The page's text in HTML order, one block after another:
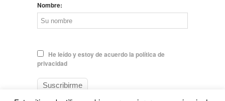
Nombre:
He leído y estoy de acuerdo la política de
privacidad